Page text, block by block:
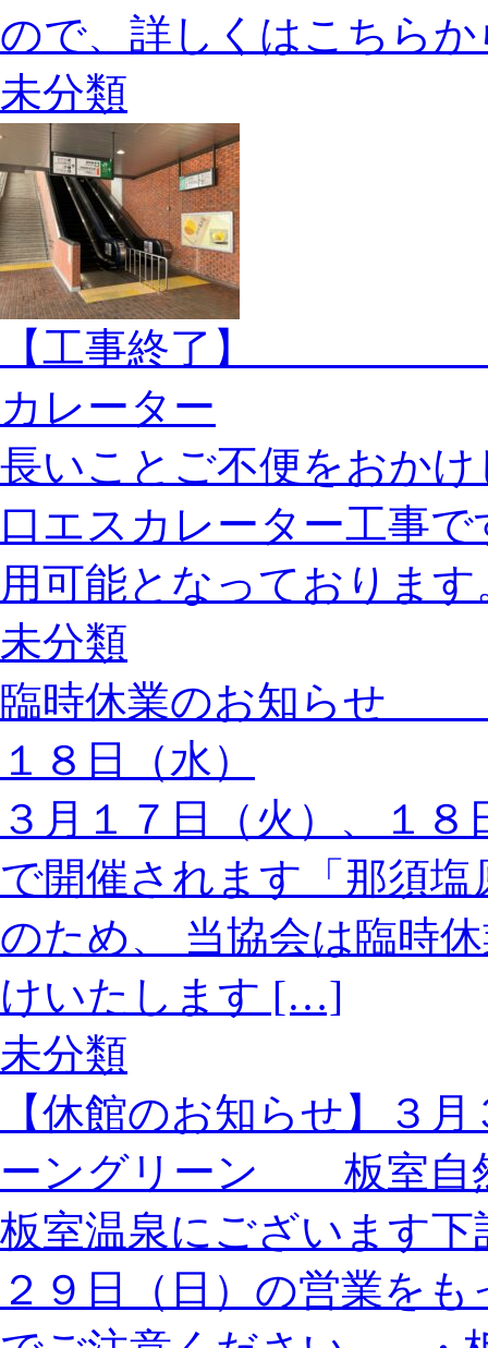
ので、詳しくはこちら
未分類
【工事終了】
カレーター
長いことご不便をおか
口エスカレーター工事
用可能となっております
未分類
臨時休業のお知ら
１８日（水）
３月１７日（火）、１
で開催されます「那須
のため、 当協会は臨時
けいたします […]
未分類
【休館のお知らせ】３
ーングリーン 板室自
板室温泉にございます
２９日（日）の営業を